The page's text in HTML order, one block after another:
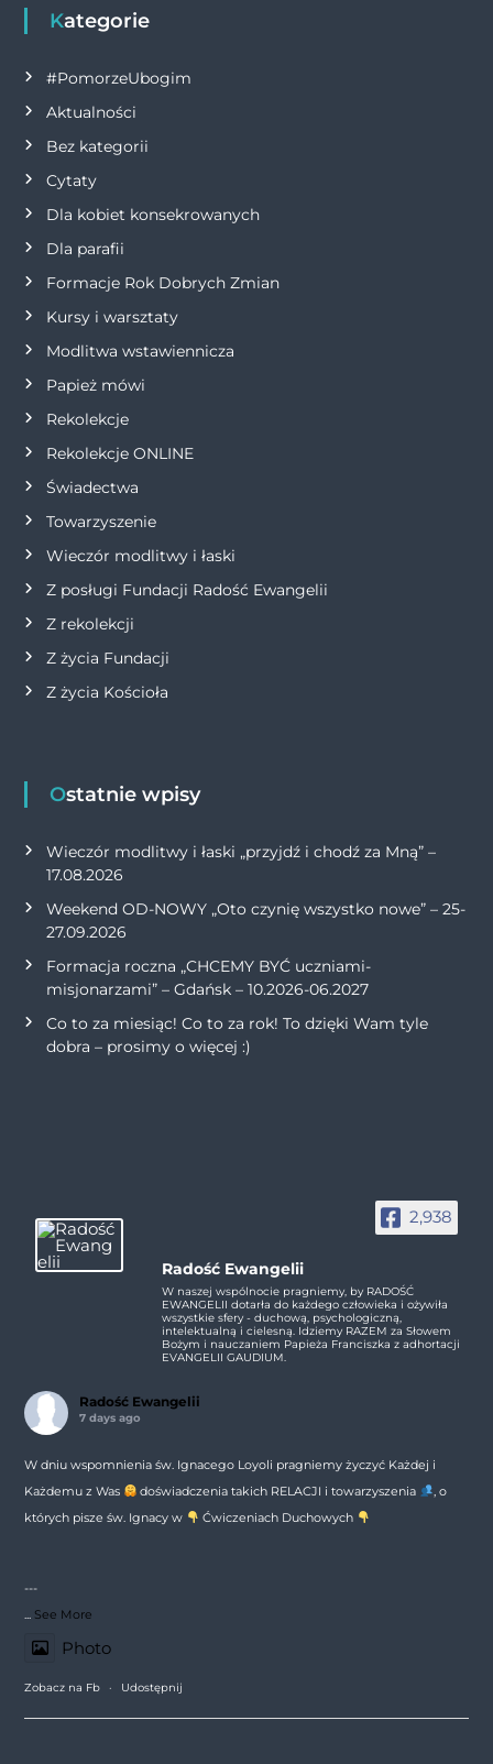
c
j
a
w
p
i
s
u
Kategorie
#PomorzeUbogim
Aktualności
Bez kategorii
Cytaty
Dla kobiet konsekrowanych
Dla parafii
Formacje Rok Dobrych Zmian
Kursy i warsztaty
Modlitwa wstawiennicza
Papież mówi
Rekolekcje
Rekolekcje ONLINE
Świadectwa
Towarzyszenie
Wieczór modlitwy i łaski
Z posługi Fundacji Radość Ewangelii
Z rekolekcji
Z życia Fundacji
Z życia Kościoła
Ostatnie wpisy
Wieczór modlitwy i łaski „przyjdź i chodź za Mną” –
17.08.2026
Weekend OD-NOWY „Oto czynię wszystko nowe” – 25-
27.09.2026
Formacja roczna „CHCEMY BYĆ uczniami-
misjonarzami” – Gdańsk – 10.2026-06.2027
Co to za miesiąc! Co to za rok! To dzięki Wam tyle
dobra – prosimy o więcej :)
2,938
Radość Ewangelii
W naszej wspólnocie pragniemy, by RADOŚĆ
EWANGELII dotarła do każdego człowieka i ożywiła
wszystkie sfery - duchową, psychologiczną,
intelektualną i cielesną. Idziemy RAZEM za Słowem
Bożym i nauczaniem Papieża Franciszka z adhortacji
EVANGELII GAUDIUM.
Radość Ewangelii
7 days ago
W dniu wspomnienia św. Ignacego Loyoli pragniemy życzyć Każdej i
Każdemu z Was
doświadczenia takich RELACJI i towarzyszenia
, o
których pisze św. Ignacy w
Ćwiczeniach Duchowych
---
See More
Photo
Zobacz na Fb · Udostępnij